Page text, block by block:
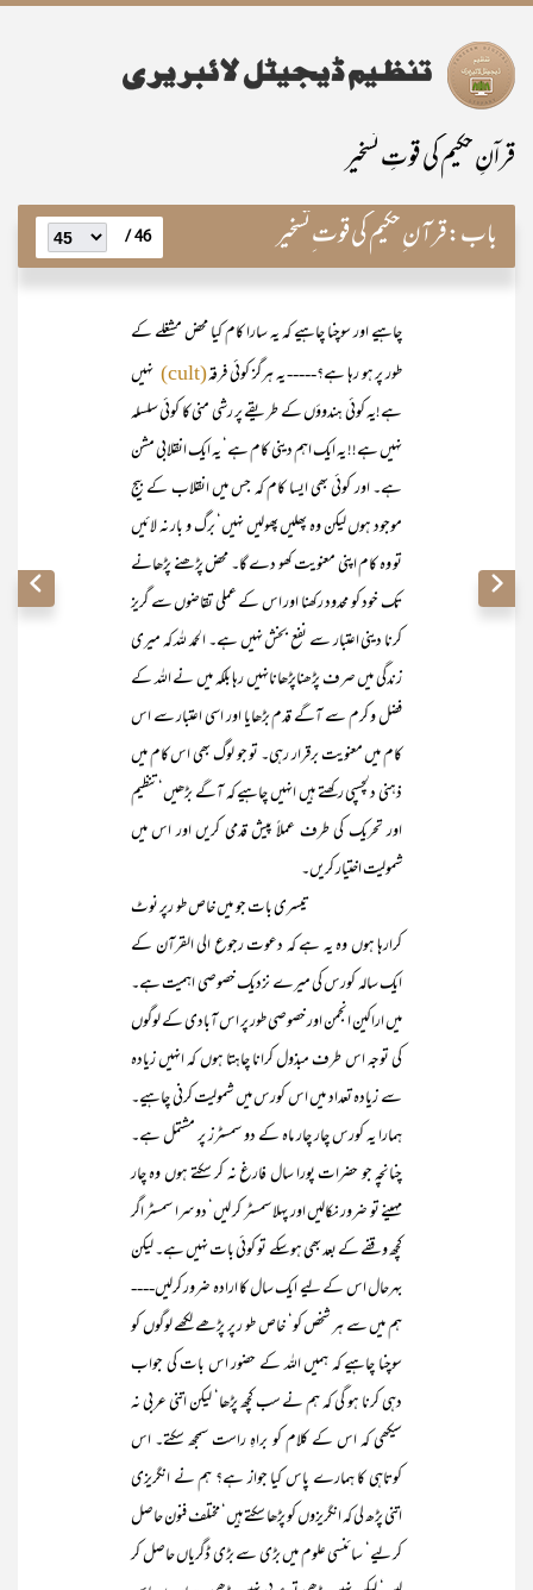
قراۤنِ حکیم کی قوتِ تسخیر
باب:قرآن ِحکیم کی قوت ِتسخیر 46 /
چاہیے اور سوچنا چاہیے کہ یہ سارا کام کیا محض مشغلے کے
طور پر ہو رہا ہے؟----- یہ ہرگز کوئی فرقہ(cult)
نہیں
ہے!یہ کوئی ہندوؤں کے طریقے پر رشی منی کا کوئی سلسلہ
نہیں ہے!! یہ ایک اہم دینی کام ہے‘ یہ ایک انقلابی مشن
ہے۔ اور کوئی بھی ایسا کام کہ جس میں انقلاب کے بیج
موجود ہوں لیکن وہ پھلیں پھولیں نہیں‘ برگ و بار نہ لائیں
تو وہ کام اپنی معنویت کھو دے گا۔ محض پڑھنے پڑھانے
تک خود کو محدود رکھنا اور اس کے عملی تقاضوں سے گریز
کرنا دینی اعتبار سے نفع بخش نہیں ہے۔ الحمد للہ کہ میری
زندگی میں صرف پڑھناپڑھانانہیں رہا بلکہ میں نے اللہ کے
فضل و کرم سے آگے قدم بڑھایا اور اسی اعتبار سے اس
کام میں معنویت برقرار رہی۔ تو جو لوگ بھی اس کام میں
ذہنی دلچسپی رکھتے ہیں انہیں چاہیے کہ آگے بڑھیں‘تنظیم
اور تحریک کی طرف عملاً پیش قدمی کریں اور اس میں
شمولیت اختیار کریں۔
تیسری بات جو میں خاص طو رپر نوٹ
کرارہا ہوں وہ یہ ہے کہ دعوت رجوع الی القرآن کے
ایک سالہ کورس کی میرے نزدیک خصوصی اہمیت ہے۔
میں اراکین انجمن اور خصوصی طور پر اس آبادی کے لوگوں
کی توجہ اس طرف مبذول کرانا چاہتا ہوں کہ انہیں زیادہ
سے زیادہ تعداد میں اس کورس میں شمولیت کرنی چاہیے۔
ہمارا یہ کورس چار چار ماہ کے دو سمسٹرز پر مشتمل ہے۔
چنانچہ جو حضرات پورا سال فارغ نہ کر سکتے ہوں وہ چار
مہینے تو ضرور نکالیں اور پہلا سمسٹر کر لیں‘ دوسرا سمسٹر اگر
کچھ وقفے کے بعد بھی ہوسکے تو کوئی بات نہیں ہے۔ لیکن
بہرحال اس کے لیے ایک سال کا ارادہ ضرور کرلیں----
ہم میں سے ہر شخص کو‘ خاص طو ر پر پڑھے لکھے لوگوں کو
سوچنا چاہیے کہ ہمیں اللہ کے حضور اس بات کی جواب
دہی کرنا ہو گی کہ ہم نے سب کچھ پڑھا‘ لیکن اتنی عربی نہ
سیکھی کہ اس کے کلام کو براہِ راست سمجھ سکتے۔ اس
کوتاہی کا ہمارے پاس کیا جواز ہے؟ ہم نے انگریزی
اتنی پڑھ لی کہ انگریزوں کو پڑھا سکتے ہیں‘ مختلف فنون حاصل
کر لیے‘ سائنسی علوم میں بڑی سے بڑی ڈگریاں حاصل کر